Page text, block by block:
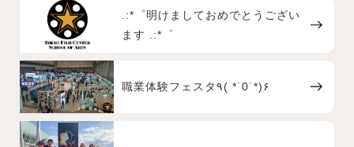
.:*゜明けましておめでとうござい
ます .:*゜
職業体験フェスタ٩( *˙0˙*)۶